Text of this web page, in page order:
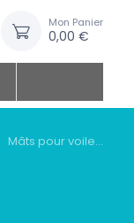
Mon Panier
0,00 €
Mâts pour voile...